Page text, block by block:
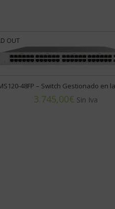
OUT
48FP – Switch Gestionado en
€